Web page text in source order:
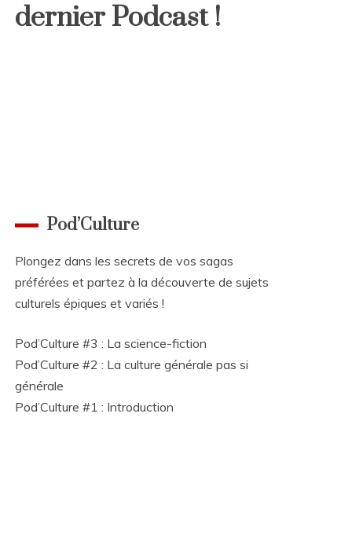
dernier Podcast !
Pod’Culture
Plongez dans les secrets de vos sagas
préférées et partez à la découverte de sujets
culturels épiques et variés !
Pod’Culture #3 : La science-fiction
Pod’Culture #2 : La culture générale pas si
générale
Pod’Culture #1 : Introduction